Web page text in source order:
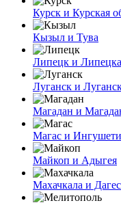
Курск и Курская
Кызыл и Тува
Липецк и
Луганск и
Магадан и
Магас и
Майкоп и Адыгея
Махачкала и